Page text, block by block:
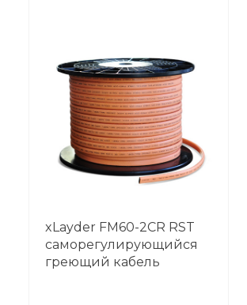
xLayder FM60-2CR RST
саморегулирующийся
греющий кабель